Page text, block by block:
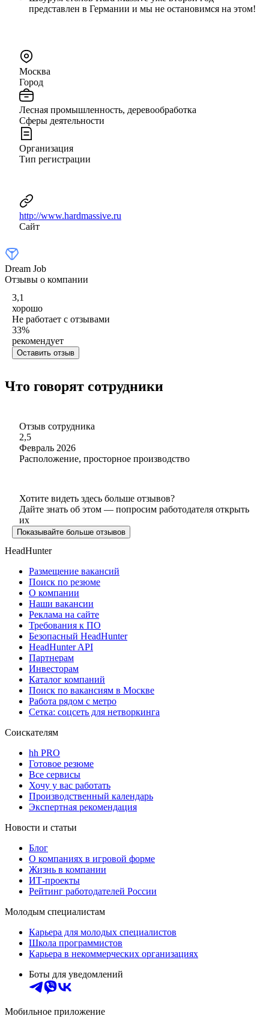
представлен в Германии и мы не остановимся на этом!
Москва
Город
Лесная промышленность, деревообработка
Сферы деятельности
Организация
Тип регистрации
http://www.hardmassive.ru
Сайт
Dream Job
Отзывы о компании
3,1
хорошо
Не работает с отзывами
33%
рекомендует
Оставить отзыв
Что говорят сотрудники
Отзыв сотрудника
2,5
Февраль 2026
Расположение, просторное производство
Хотите видеть здесь больше отзывов?
Дайте знать об этом — попросим работодателя открыть
их
Показывайте больше отзывов
HeadHunter
Размещение вакансий
Поиск по резюме
О компании
Наши вакансии
Реклама на сайте
Требования к ПО
Безопасный HeadHunter
HeadHunter API
Партнерам
Инвесторам
Каталог компаний
Поиск по вакансиям в Москве
Работа рядом с метро
Сетка: соцсеть для нетворкинга
Соискателям
hh PRO
Готовое резюме
Все сервисы
Хочу у вас работать
Производственный календарь
Экспертная рекомендация
Новости и статьи
Блог
О компаниях в игровой форме
Жизнь в компании
ИТ-проекты
Рейтинг работодателей России
Молодым специалистам
Карьера для молодых специалистов
Школа программистов
Карьера в некоммерческих организациях
Боты для уведомлений
Мобильное приложение